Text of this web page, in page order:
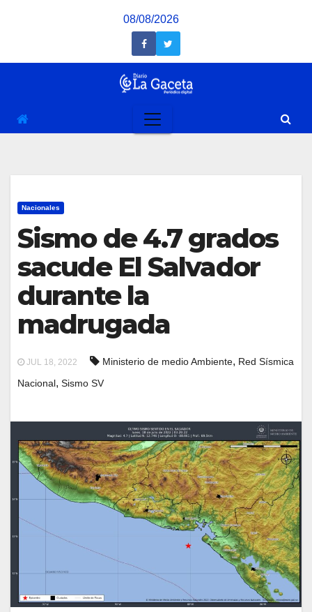
08/08/2026
Nacionales
Sismo de 4.7 grados
sacude El Salvador
durante la
madrugada
JUL 18, 2022 Ministerio de medio Ambiente, Red Sísmica
Nacional, Sismo SV